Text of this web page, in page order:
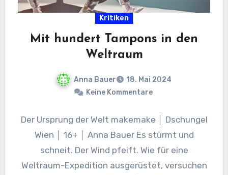
Kritiken
Mit hundert Tampons in den
Weltraum
Anna Bauer
18. Mai 2024
Keine Kommentare
Der Ursprung der Welt makemake │ Dschungel
Wien │ 16+ │ Anna Bauer Es stürmt und
schneit. Der Wind pfeift. Wie für eine
Weltraum-Expedition ausgerüstet, versuchen